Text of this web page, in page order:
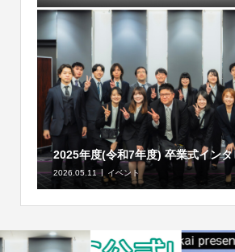
2025年度(令和7年度) 卒業式インタ
2026.05.11 イベント